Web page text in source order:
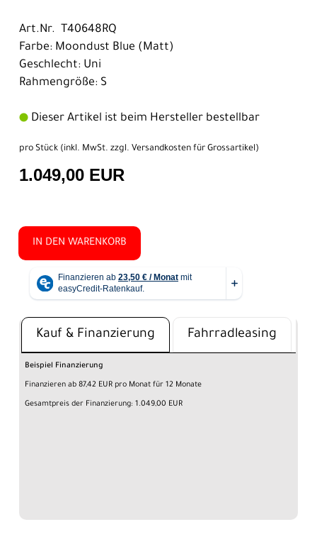
Art.Nr. T40648RQ
Farbe: Moondust Blue (Matt)
Geschlecht: Uni
Rahmengröße: S
Dieser Artikel ist beim Hersteller bestellbar
pro Stück (inkl. MwSt. zzgl. Versandkosten für Grossartikel)
1.049,00 EUR
IN DEN WARENKORB
Kauf & Finanzierung Fahrradleasing
Beispiel Finanzierung
Finanzieren ab 87,42 EUR pro Monat für 12 Monate
Gesamtpreis der Finanzierung: 1.049,00 EUR